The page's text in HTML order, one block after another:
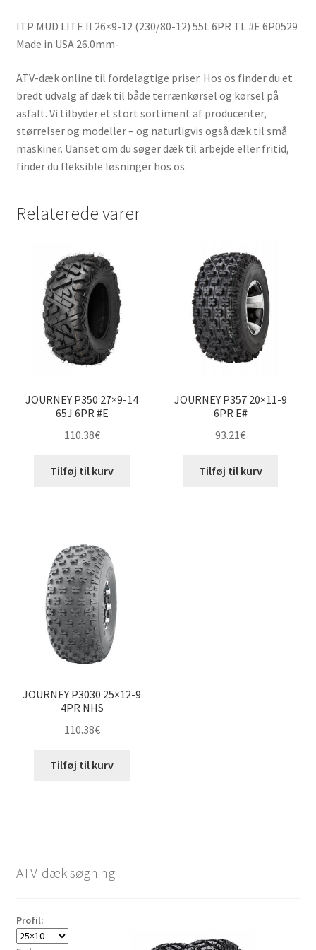
26.0mm-
antal
ITP MUD LITE II 26×9-12 (230/80-12) 55L 6PR TL #E 6P0529
Made in USA 26.0mm-
ATV-dæk online til fordelagtige priser. Hos os finder du et
bredt udvalg af dæk til både terrænkørsel og kørsel på
asfalt. Vi tilbyder et stort sortiment af producenter,
størrelser og modeller – og naturligvis også dæk til små
maskiner. Uanset om du søger dæk til arbejde eller fritid,
finder du fleksible løsninger hos os.
Relaterede varer
JOURNEY P350 27×9-14
65J 6PR #E
110.38€
Tilføj til kurv
JOURNEY P357 20×11-9
6PR E#
93.21€
Tilføj til kurv
JOURNEY P3030 25×12-9
4PR NHS
110.38€
Tilføj til kurv
ATV-dæk søgning
Profil: